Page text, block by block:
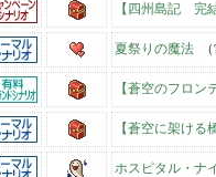
【四州島記 完
夏祭りの魔法 （
【蒼空のフロ
【蒼空に架け
ホスピタル・ナ